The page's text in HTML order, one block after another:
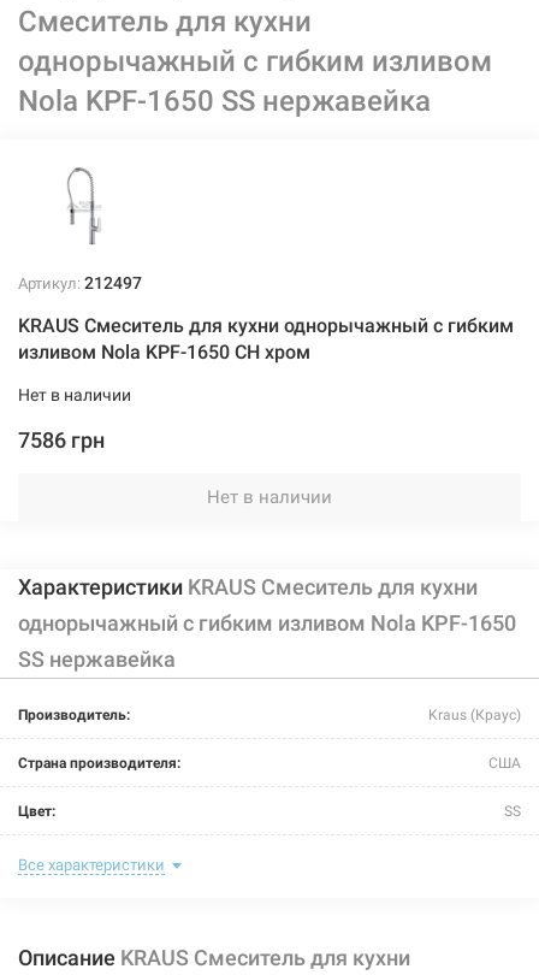
Смеситель для кухни
однорычажный с гибким изливом
Nola KPF-1650 SS нержавейка
Артикул: 212497
KRAUS Смеситель для кухни однорычажный с гибким
изливом Nola KPF-1650 CH хром
Нет в наличии
7586 грн
Нет в наличии
Характеристики KRAUS Смеситель для кухни
однорычажный с гибким изливом Nola KPF-1650
SS нержавейка
Производитель: Kraus (Краус)
Страна производителя: США
Цвет: SS
Назначение смесителя:
Тип конструкции: с гибким изливом
Все характеристики
Описание KRAUS Смеситель для кухни